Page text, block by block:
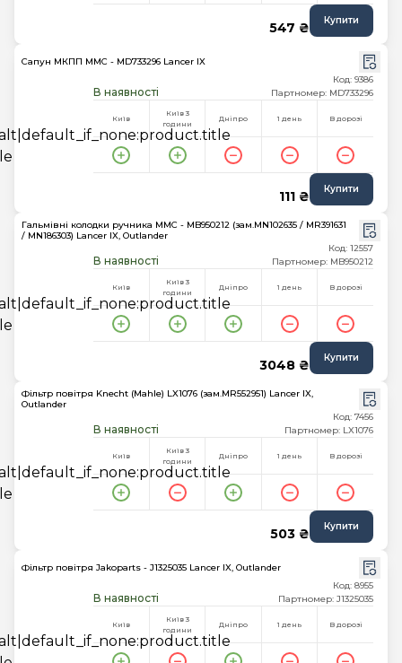
547 ₴ Купити
Сапун МКПП MMC - MD733296 Lancer IX
В наявності
Код: 9386
Партномер: MD733296
Київ
Київ 3
години
Дніпро 1 день В дорозі
111 ₴ Купити
Гальмівні колодки ручника MMC - MB950212 (зам.MN102635 / MR391631
/ MN186303) Lancer IX, Outlander
В наявності
Код: 12557
Партномер: MB950212
Київ
Київ 3
години
Дніпро 1 день В дорозі
3048 ₴ Купити
Фільтр повітря Knecht (Mahle) LX1076 (зам.MR552951) Lancer IX,
Outlander
В наявності
Код: 7456
Партномер: LX1076
Київ
Київ 3
години
Дніпро 1 день В дорозі
503 ₴ Купити
Фільтр повітря Jakoparts - J1325035 Lancer IX, Outlander
В наявності
Код: 8955
Партномер: J1325035
Київ
Київ 3
години
Дніпро 1 день В дорозі